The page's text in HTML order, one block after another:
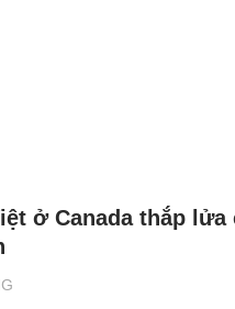
ở Canada thắp lửa